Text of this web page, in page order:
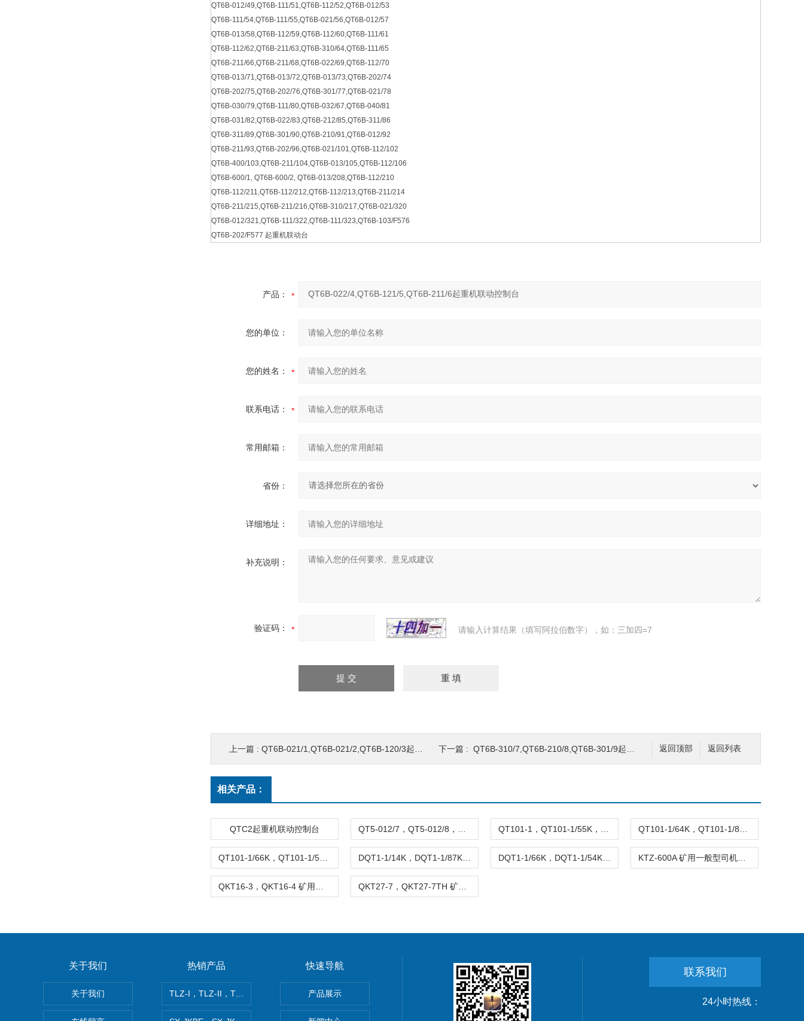
QT6B-012/49,QT6B-111/51,QT6B-112/52,QT6B-012/53
QT6B-111/54,QT6B-111/55,QT6B-021/56,QT6B-012/57
QT6B-013/58,QT6B-112/59,QT6B-112/60,QT6B-111/61
QT6B-112/62,QT6B-211/63,QT6B-310/64,QT6B-111/65
QT6B-211/66,QT6B-211/68,QT6B-022/69,QT6B-112/70
QT6B-013/71,QT6B-013/72,QT6B-013/73,QT6B-202/74
QT6B-202/75,QT6B-202/76,QT6B-301/77,QT6B-021/78
QT6B-030/79,QT6B-111/80,QT6B-032/67,QT6B-040/81
QT6B-031/82,QT6B-022/83,QT6B-212/85,QT6B-311/86
QT6B-311/89,QT6B-301/90,QT6B-210/91,QT6B-012/92
QT6B-211/93,QT6B-202/96,QT6B-021/101,QT6B-112/102
QT6B-400/103,QT6B-211/104,QT6B-013/105,QT6B-112/106
QT6B-600/1, QT6B-600/2, QT6B-013/208,QT6B-112/210
QT6B-112/211,QT6B-112/212,QT6B-112/213,QT6B-211/214
QT6B-211/215,QT6B-211/216,QT6B-310/217,QT6B-021/320
QT6B-012/321,QT6B-111/322,QT6B-111/323,QT6B-103/F576
QT6B-202/F577 起重机联动台
产品：
您的单位：
您的姓名：
联系电话：
常用邮箱：
省份：
详细地址：
补充说明：
验证码： 请输入计算结果（填写阿拉伯数字），如：三加四=7
返回列表
返回顶部
上一篇 : QT6B-021/1,QT6B-021/2,QT6B-120/3起重机联动台 下一篇 : QT6B-310/7,QT6B-210/8,QT6B-301/9起重机联动控制台
相关产品：
QTC2起重机联动控制台
关于我们
关于我们
热销产品
TLZ-I，TLZ-II，TLZ-III电离型优化避雷针
快速导航
产品展示
联系我们
24小时热线：